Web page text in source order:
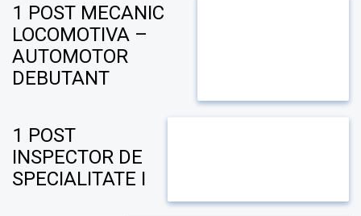
1 POST MECANIC
LOCOMOTIVA –
AUTOMOTOR
DEBUTANT
1 POST
INSPECTOR DE
SPECIALITATE I